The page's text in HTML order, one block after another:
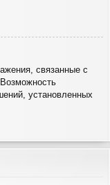
связанные с
установленных